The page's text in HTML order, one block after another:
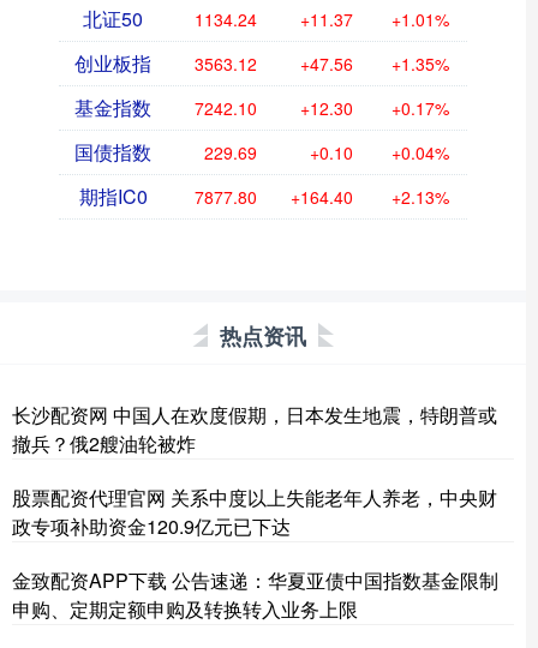
北证50 1134.24 +11.37 +1.01%
创业板指 3563.12 +47.56 +1.35%
基金指数 7242.10 +12.30 +0.17%
国债指数 229.69 +0.10 +0.04%
期指IC0 7877.80 +164.40 +2.13%
热点资讯
长沙配资网 中国人在欢度假期，日本发生地震，特朗普或
撤兵？俄2艘油轮被炸
股票配资代理官网 关系中度以上失能老年人养老，中央财
政专项补助资金120.9亿元已下达
金致配资APP下载 公告速递：华夏亚债中国指数基金限制
申购、定期定额申购及转换转入业务上限